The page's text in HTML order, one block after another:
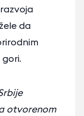
da
otvorenom